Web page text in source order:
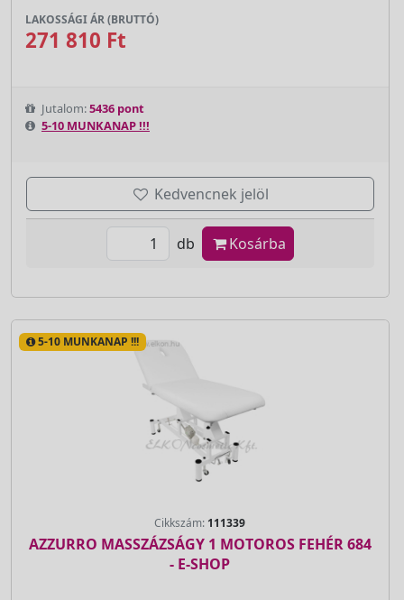
LAKOSSÁGI ÁR (BRUTTÓ)
271 810 Ft
Jutalom:5436 pont
5-10 MUNKANAP !!!
Kedvencnek jelöl
db Kosárba
5-10 MUNKANAP !!!
Cikkszám: 111339
AZZURRO MASSZÁZSÁGY 1 MOTOROS FEHÉR 684
- E-SHOP